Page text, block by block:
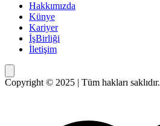
Hakkımızda
Künye
Kariyer
İşBirliği
İletişim
Copyright © 2025 | Tüm hakları saklıdır.